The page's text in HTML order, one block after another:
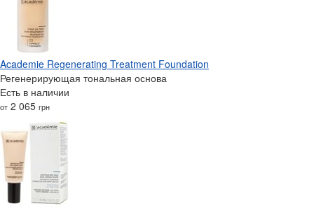
Academie Regenerating Treatment Foundation
Регенерирующая тональная основа
Есть в наличии
от 2 065 грн